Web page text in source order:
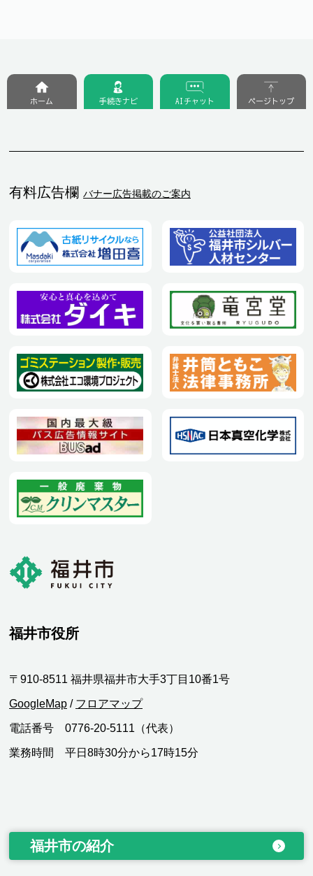
有料広告欄 バナー広告掲載のご案内
ホーム 手続きナビ AIチャット ページトップ
福井市役所
〒910-8511 福井県福井市大手3丁目10番1号
GoogleMap / フロアマップ
電話番号 0776-20-5111（代表）
業務時間 平日8時30分から17時15分
福井市の紹介